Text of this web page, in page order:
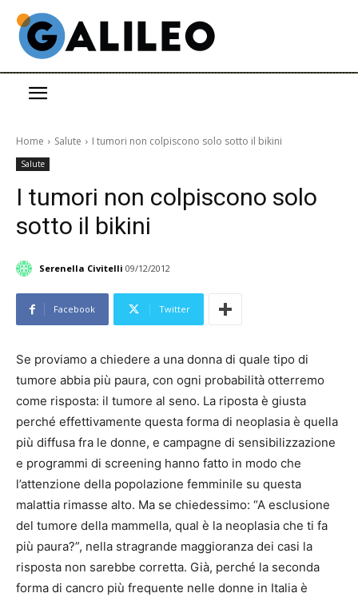
Home Salute I tumori non colpiscono solo sotto il bikini
Salute
I tumori non colpiscono solo
sotto il bikini
Serenella Civitelli 09/12/2012
Facebook Twitter
Se proviamo a chiedere a una donna di quale tipo di
tumore abbia più paura, con ogni probabilità otterremo
come risposta: il tumore al seno. La riposta è giusta
perché effettivamente questa forma di neoplasia è quella
più diffusa fra le donne, e campagne di sensibilizzazione
e programmi di screening hanno fatto in modo che
l’attenzione della popolazione femminile su questa
malattia rimasse alto. Ma se chiedessimo: “A esclusione
del tumore della mammella, qual è la neoplasia che ti fa
più paura?”, nella stragrande maggioranza dei casi la
risposta non sarebbe corretta. Già, perché la seconda
forma di cancro più frequente nelle donne in Italia è